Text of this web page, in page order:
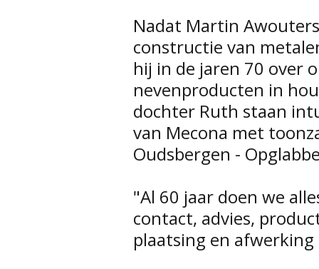
Nadat Martin
constructie van
hij in de jaren 70 over
nevenproducten in
dochter Ruth staan
van Mecona met
Oudsbergen -
"Al 60 jaar doen we
contact, advies,
plaatsing en